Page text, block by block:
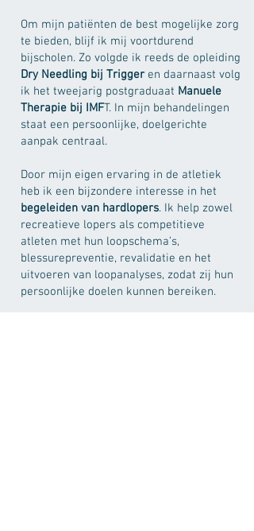
Om mijn patiënten de best mogelijke zorg
te bieden, blijf ik mij voortdurend
bijscholen. Zo volgde ik reeds de opleiding
Dry Needling bij Trigger en daarnaast volg
ik het tweejarig postgraduaat Manuele
Therapie bij IMFT. In mijn behandelingen
staat een persoonlijke, doelgerichte
aanpak centraal.
Door mijn eigen ervaring in de atletiek
heb ik een bijzondere interesse in het
begeleiden van hardlopers. Ik help zowel
recreatieve lopers als competitieve
atleten met hun loopschema’s,
blessurepreventie, revalidatie en het
uitvoeren van loopanalyses, zodat zij hun
persoonlijke doelen kunnen bereiken.